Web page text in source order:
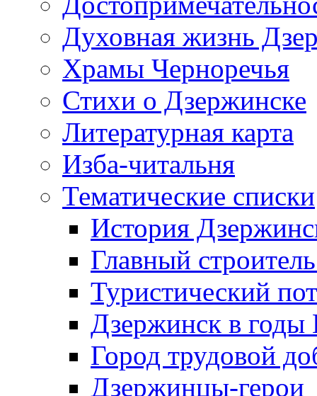
Духовная жизнь
Храмы Черноречья
Стихи о Дзержинске
Литературная карта
Изба-читальня
Тематические списки
История
Главный
Туристический
Дзержинск в
Город трудовой
Дзержинцы-герои